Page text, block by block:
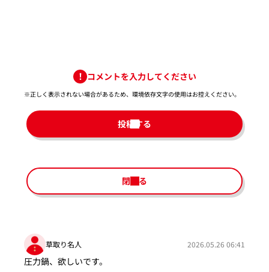
コメントを入力してください
※正しく表示されない場合があるため、環境依存文字の使用はお控えください。​
投稿する
閉じる
草取り名人 2026.05.26 06:41
圧力鍋、欲しいです。